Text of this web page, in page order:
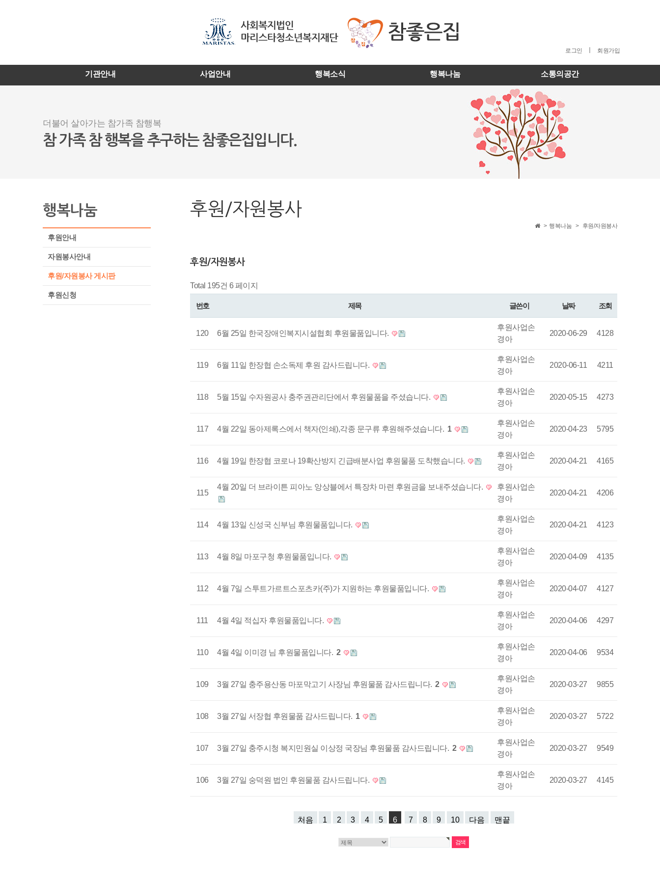
로그인 회원가입
기관안내 사업안내 행복소식 행복나눔 소통의공간
더불어 살아가는 참가족 참행복
참 가족 참 행복을 추구하는 참좋은집입니다.
행복나눔
후원안내
자원봉사안내
후원/자원봉사 게시판
후원신청
후원/자원봉사
> 행복나눔 > 후원/자원봉사
후원/자원봉사
Total 195건 6 페이지
번호 제목 글쓴이 날짜 조회
120 6월 25일 한국장애인복지시설협회 후원물품입니다.
후원사업손
경아
2020-06-29 4128
119 6월 11일 한장협 손소독제 후원 감사드립니다.
후원사업손
경아
2020-06-11 4211
118 5월 15일 수자원공사 충주권관리단에서 후원물품을 주셨습니다.
후원사업손
경아
2020-05-15 4273
117 4월 22일 동아제록스에서 책자(인쇄),각종 문구류 후원해주셨습니다. 1
후원사업손
경아
2020-04-23 5795
116 4월 19일 한장협 코로나 19확산방지 긴급배분사업 후원물품 도착했습니다.
후원사업손
경아
2020-04-21 4165
115
4월 20일 더 브라이튼 피아노 앙상블에서 특장차 마련 후원금을 보내주셨습니다.
후원사업손
경아
2020-04-21 4206
114 4월 13일 신성국 신부님 후원물품입니다.
후원사업손
경아
2020-04-21 4123
113 4월 8일 마포구청 후원물품입니다.
후원사업손
경아
2020-04-09 4135
112 4월 7일 스투트가르트스포츠카(주)가 지원하는 후원물품입니다.
후원사업손
경아
2020-04-07 4127
111 4월 4일 적십자 후원물품입니다.
후원사업손
경아
2020-04-06 4297
110 4월 4일 이미경 님 후원물품입니다. 2
후원사업손
경아
2020-04-06 9534
109 3월 27일 충주용산동 마포막고기 사장님 후원물품 감사드립니다. 2
후원사업손
경아
2020-03-27 9855
108 3월 27일 서장협 후원물품 감사드립니다. 1
후원사업손
경아
2020-03-27 5722
107 3월 27일 충주시청 복지민원실 이상정 국장님 후원물품 감사드립니다. 2
후원사업손
경아
2020-03-27 9549
106 3월 27일 숭덕원 법인 후원물품 감사드립니다.
후원사업손
경아
2020-03-27 4145
처음 1 2 3 4 5 6 7 8 9 10 다음 맨끝